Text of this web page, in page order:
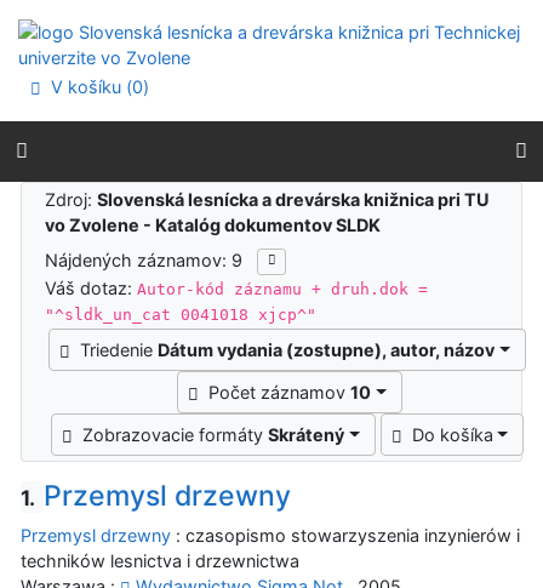
Prejsť na menu
Prehlásenie o webovej prístupnosti
V košíku (0)
Výsledky vyhľadávania
Zdroj:Slovenská lesnícka a drevárska knižnica pri TU
vo Zvolene - Katalóg dokumentov SLDK
Nájdených záznamov: 9
Váš dotaz:Autor-kód záznamu + druh.dok =
"^sldk_un_cat 0041018 xjcp^"
Triedenie Dátum vydania (zostupne), autor, názov
Počet záznamov10
Zobrazovacie formátySkrátený Do košíka
1. Przemysl drzewny
Przemysl drzewny : czasopismo stowarzyszenia inzynierów i
techników lesnictva i drzewnictwa